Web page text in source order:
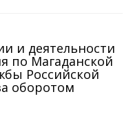
и деятельности
по Магаданской
Российской
оборотом